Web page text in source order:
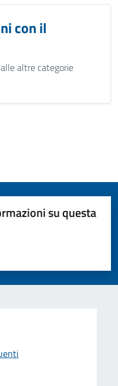
con il
altre categorie
su questa
5